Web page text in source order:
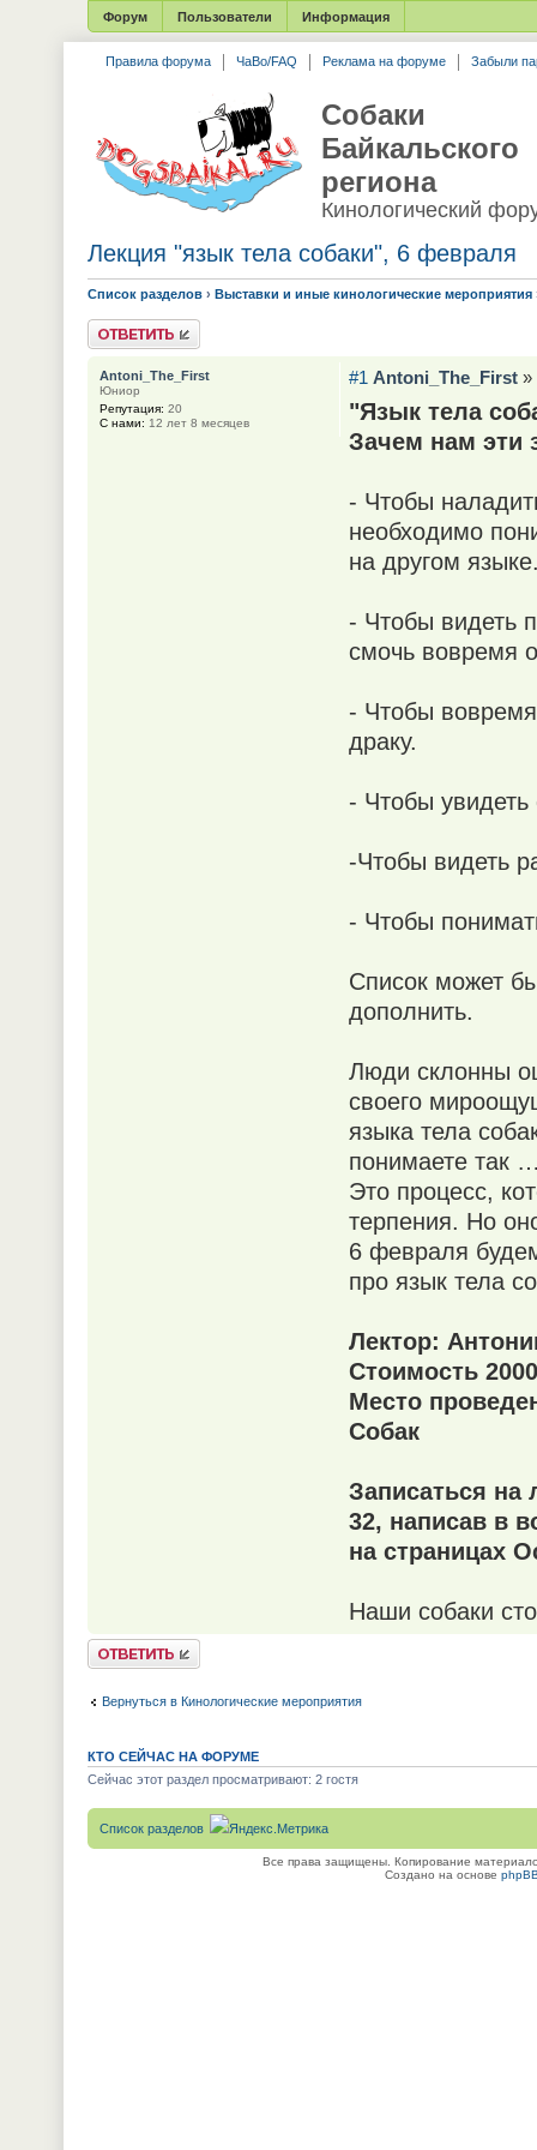
Форум Пользователи Информация
Правила форума ЧаВо/FAQ Реклама на форуме Забыли
Собаки
Байкальского
региона
Кинологический
Лекция "язык тела собаки", 6 февраля
Список разделов › Выставки и иные кинологические мероприятия
Ответить
#1 Antoni_The_First»
"Язык тела
Зачем нам эти
- Чтобы
необходимо
на другом
- Чтобы видеть
смочь вовремя
- Чтобы вовремя
драку.
- Чтобы
-Чтобы видеть
- Чтобы
Список может
дополнить.
Люди склонны
своего
языка тела
понимаете так
Это процесс,
терпения. Но
6 февраля
про язык тела
Лектор:
Стоимость
Место
Собак
Записаться на
32, написав в
на страницах
Наши собаки
Antoni_The_First
Юниор
Репутация: 20
С нами: 12 лет 8 месяцев
Ответить
Вернуться в Кинологические мероприятия
КТО СЕЙЧАС НА ФОРУМЕ
Сейчас этот раздел просматривают: 2 гостя
Список разделов
Все права защищены. Копирование
Создано на основе